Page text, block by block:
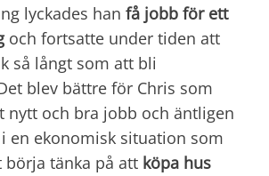
lyckades han få jobb för ett
och fortsatte under tiden att
så långt som att bli
blev bättre för Chris som
nytt och bra jobb och äntligen
en ekonomisk situation som
tänka på att köpa hus